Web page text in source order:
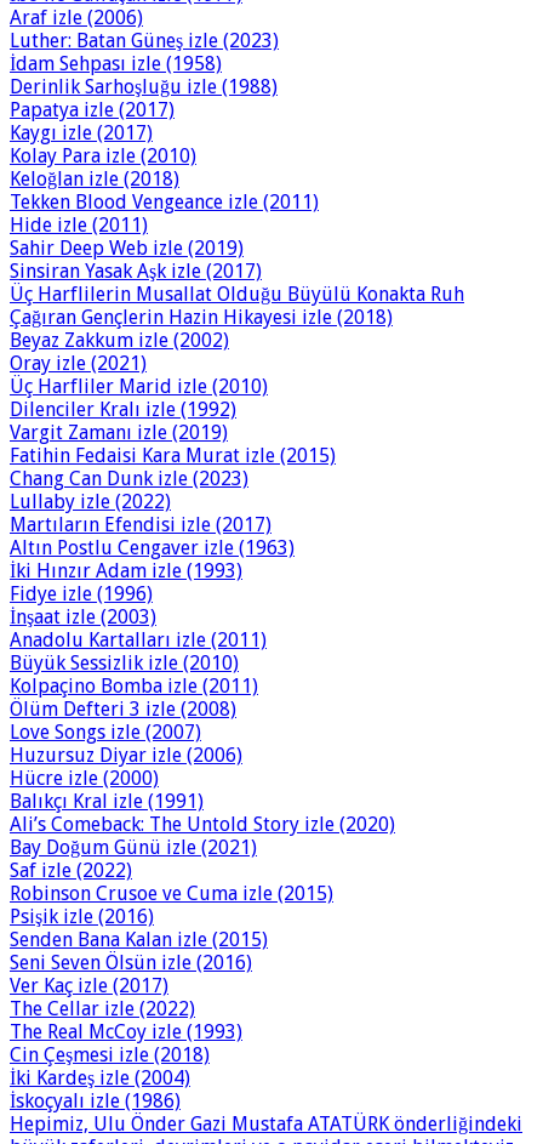
Araf izle (2006)
Luther: Batan Güneş izle (2023)
İdam Sehpası izle (1958)
Derinlik Sarhoşluğu izle (1988)
Papatya izle (2017)
Kaygı izle (2017)
Kolay Para izle (2010)
Keloğlan izle (2018)
Tekken Blood Vengeance izle (2011)
Hide izle (2011)
Sahir Deep Web izle (2019)
Sinsiran Yasak Aşk izle (2017)
Üç Harflilerin Musallat Olduğu Büyülü Konakta Ruh
Çağıran Gençlerin Hazin Hikayesi izle (2018)
Beyaz Zakkum izle (2002)
Oray izle (2021)
Üç Harfliler Marid izle (2010)
Dilenciler Kralı izle (1992)
Vargit Zamanı izle (2019)
Fatihin Fedaisi Kara Murat izle (2015)
Chang Can Dunk izle (2023)
Lullaby izle (2022)
Martıların Efendisi izle (2017)
Altın Postlu Cengaver izle (1963)
İki Hınzır Adam izle (1993)
Fidye izle (1996)
İnşaat izle (2003)
Anadolu Kartalları izle (2011)
Büyük Sessizlik izle (2010)
Kolpaçino Bomba izle (2011)
Ölüm Defteri 3 izle (2008)
Love Songs izle (2007)
Huzursuz Diyar izle (2006)
Hücre izle (2000)
Balıkçı Kral izle (1991)
Ali’s Comeback: The Untold Story izle (2020)
Bay Doğum Günü izle (2021)
Saf izle (2022)
Robinson Crusoe ve Cuma izle (2015)
Psişik izle (2016)
Senden Bana Kalan izle (2015)
Seni Seven Ölsün izle (2016)
Ver Kaç izle (2017)
The Cellar izle (2022)
The Real McCoy izle (1993)
Cin Çeşmesi izle (2018)
İki Kardeş izle (2004)
İskoçyalı izle (1986)
Hepimiz, Ulu Önder Gazi Mustafa ATATÜRK önderliğindeki